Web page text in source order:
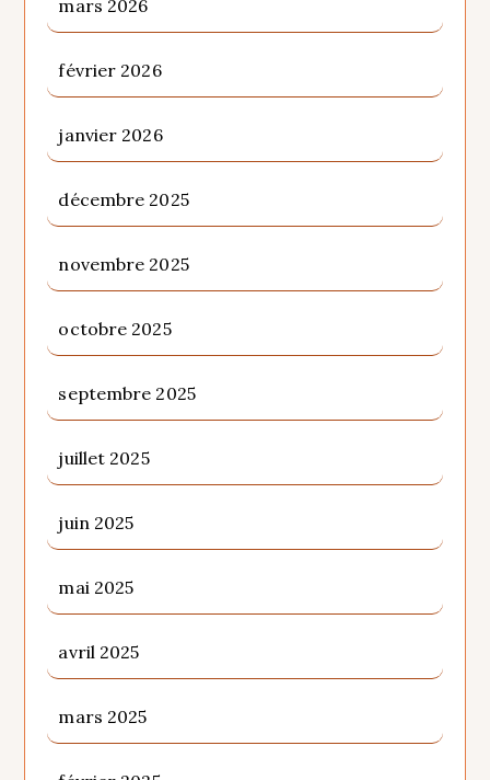
mars 2026
février 2026
janvier 2026
décembre 2025
novembre 2025
octobre 2025
septembre 2025
juillet 2025
juin 2025
mai 2025
avril 2025
mars 2025